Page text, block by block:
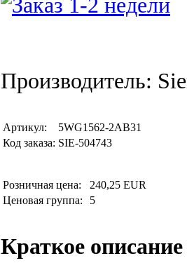
Производитель:
Артикул:
5WG1562-2AB31
Код заказа: SIE-504743
Розничная цена:
240,25 EUR
Ценовая группа:
5
Краткое описание